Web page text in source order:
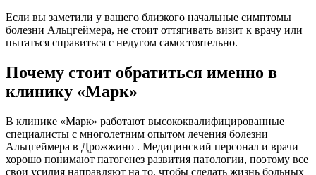
Если вы заметили у вашего близкого начальные симптомы
болезни Альцгеймера, не стоит оттягивать визит к врачу или
пытаться справиться с недугом самостоятельно.
Почему стоит обратиться именно в
клинику «Марк»
В клинике «Марк» работают высококвалифицированные
специалисты с многолетним опытом лечения болезни
Альцгеймера в Дрожжино . Медицинский персонал и врачи
хорошо понимают патогенез развития патологии, поэтому все
свои усилия направляют на то, чтобы сделать жизнь больных